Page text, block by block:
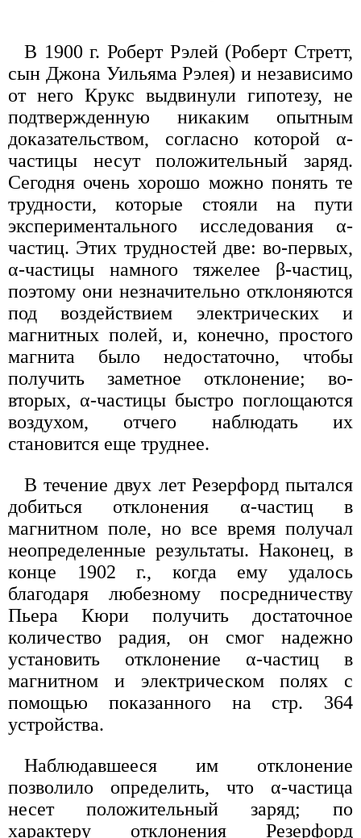
В 1900 г. Роберт Рэлей (Роберт Стретт,
сын Джона Уильяма Рэлея) и независимо
от него Крукс выдвинули гипотезу, не
подтвержденную никаким опытным
доказательством, согласно которой α-
частицы несут положительный заряд.
Сегодня очень хорошо можно понять те
трудности, которые стояли на пути
экспериментального исследования α-
частиц. Этих трудностей две: во-первых,
α-частицы намного тяжелее β-частиц,
поэтому они незначительно отклоняются
под воздействием электрических и
магнитных полей, и, конечно, простого
магнита было недостаточно, чтобы
получить заметное отклонение; во-
вторых, α-частицы быстро поглощаются
воздухом, отчего наблюдать их
становится еще труднее.
В течение двух лет Резерфорд пытался
добиться отклонения α-частиц в
магнитном поле, но все время получал
неопределенные результаты. Наконец, в
конце 1902 г., когда ему удалось
благодаря любезному посредничеству
Пьера Кюри получить достаточное
количество радия, он смог надежно
установить отклонение α-частиц в
магнитном и электрическом полях с
помощью показанного на стр. 364
устройства.
Наблюдавшееся им отклонение
позволило определить, что α-частица
несет положительный заряд; по
характеру отклонения Резерфорд